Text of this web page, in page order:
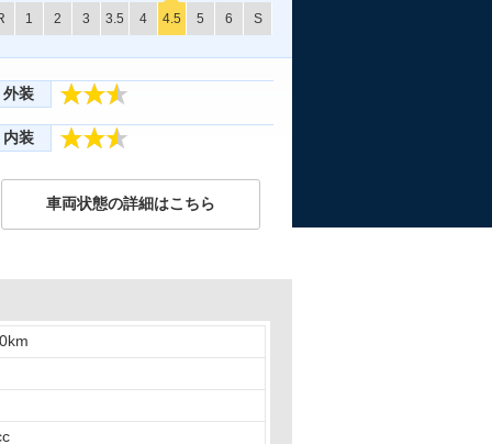
1 2 3 3.5 4 4.5 5 6 S
外装
内装
車両状態の詳細はこちら